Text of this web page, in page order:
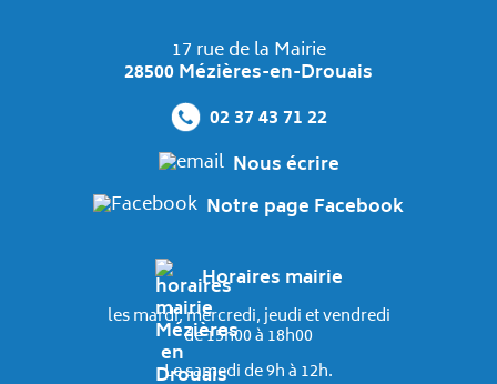
17 rue de la Mairie
28500 Mézières-en-Drouais
02 37 43 71 22
Nous écrire
Notre page Facebook
Horaires mairie
les mardi, mercredi, jeudi et vendredi
de 15h00 à 18h00
Le samedi de 9h à 12h.